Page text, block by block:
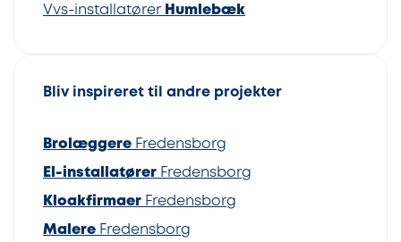
Vvs-installatører Humlebæk
Bliv inspireret til andre projekter
Brolæggere Fredensborg
El-installatører Fredensborg
Kloakfirmaer Fredensborg
Malere Fredensborg